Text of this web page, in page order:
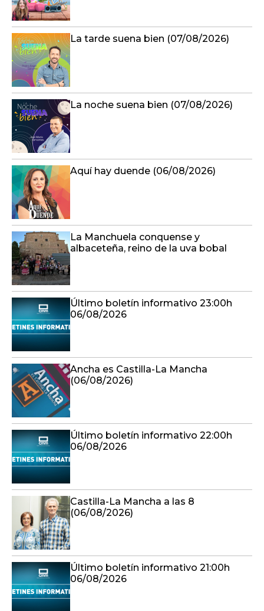
La tarde suena bien (07/08/2026)
La noche suena bien (07/08/2026)
Aquí hay duende (06/08/2026)
La Manchuela conquense y
albaceteña, reino de la uva bobal
Último boletín informativo 23:00h
06/08/2026
Ancha es Castilla-La Mancha
(06/08/2026)
Último boletín informativo 22:00h
06/08/2026
Castilla-La Mancha a las 8
(06/08/2026)
Último boletín informativo 21:00h
06/08/2026